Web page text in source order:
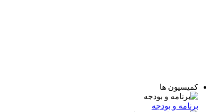
کمیسیون ها
برنامه و بودجه